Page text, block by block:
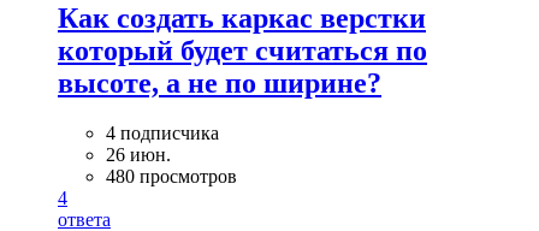
Как создать каркас верстки
который будет считаться по
высоте, а не по ширине?
4 подписчика
26 июн.
480 просмотров
4
ответа